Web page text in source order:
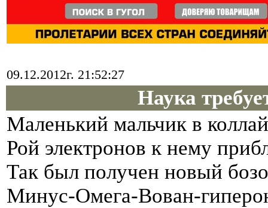
09.12.2012г. 21:52:27
Наука
Маленький мальчик в
Рой электронов к нему
Так был получен новый
Минус-Омега-Вован-